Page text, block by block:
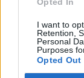
I want to
Retention,
Personal
Purposes
Opted Out